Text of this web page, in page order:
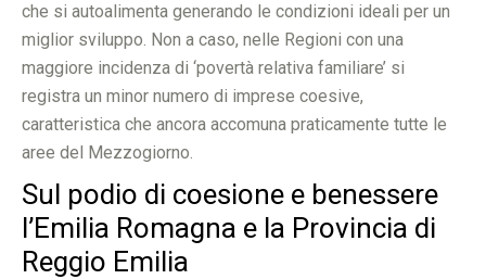
che si autoalimenta generando le condizioni ideali per un
miglior sviluppo. Non a caso, nelle Regioni con una
maggiore incidenza di ‘povertà relativa familiare’ si
registra un minor numero di imprese coesive,
caratteristica che ancora accomuna praticamente tutte le
aree del Mezzogiorno.
Sul podio di coesione e benessere
l’Emilia Romagna e la Provincia di
Reggio Emilia